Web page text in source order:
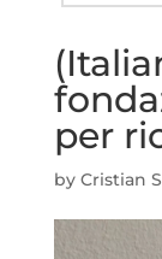
per
by Cristian